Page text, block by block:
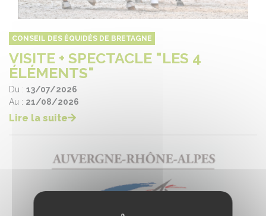
CONSEIL DES ÉQUIDÉS DE BRETAGNE
VISITE + SPECTACLE "LES 4
ÉLÉMENTS"
Du : 13/07/2026
Au : 21/08/2026
Lire la suite